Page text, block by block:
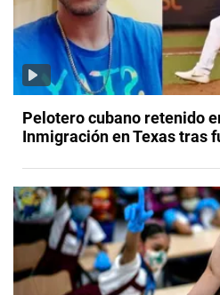
Pelotero cubano retenido
Inmigración en Texas tras